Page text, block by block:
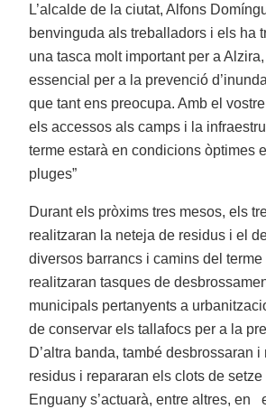
L’alcalde de la ciutat, Alfons
benvinguda als treballadors i els ha
una tasca molt important per a
essencial per a la prevenció
que tant ens preocupa. Amb el
els accessos als camps i la
terme estarà en condicions òptimes
pluges”
Durant els pròxims tres mesos, els
realitzaran la neteja de residus i el
diversos barrancs i camins del
realitzaran tasques de
municipals pertanyents a
de conservar els tallafocs per a la
D’altra banda, també desbrossaran
residus i repararan els clots de
Enguany s’actuarà, entre altres, en